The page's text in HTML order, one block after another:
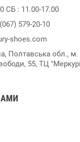
СБ : 11.00-17.00
579-20-10
shoes.com
Полтавська обл., м.
55, ТЦ